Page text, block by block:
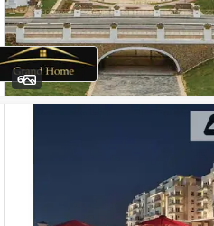
6